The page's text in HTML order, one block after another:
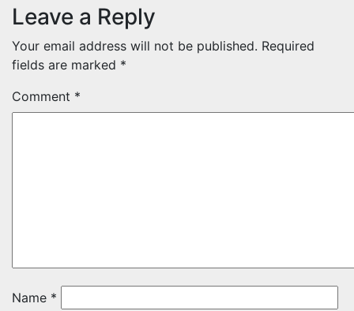
Leave a Reply
Your email address will not be published. Required
fields are marked *
Comment *
Name *